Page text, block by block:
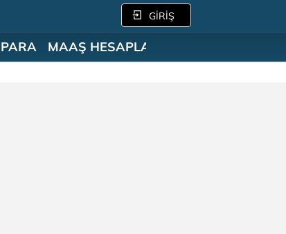
GİRİŞ
MAAŞ HESAPLAMA